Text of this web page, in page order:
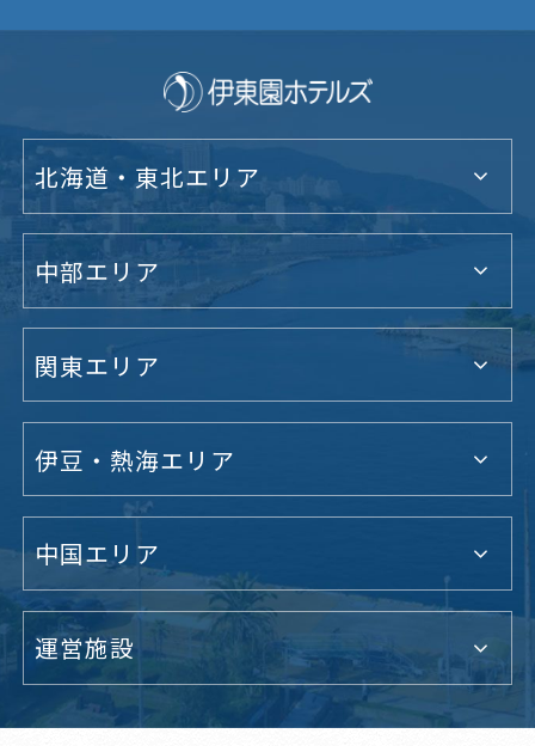
北海道・東北エリア
中部エリア
関東エリア
伊豆・熱海エリア
中国エリア
運営施設